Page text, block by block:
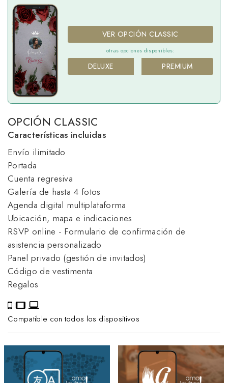
VER OPCIÓN CLASSIC
otras opciones disponibles:
DELUXE PREMIUM
OPCIÓN CLASSIC
Características incluidas
Envío ilimitado
Portada
Cuenta regresiva
Galería de hasta 4 fotos
Agenda digital multiplataforma
Ubicación, mapa e indicaciones
RSVP online - Formulario de confirmación de
asistencia personalizado
Panel privado (gestión de invitados)
Código de vestimenta
Regalos
Compatible con todos los dispositivos